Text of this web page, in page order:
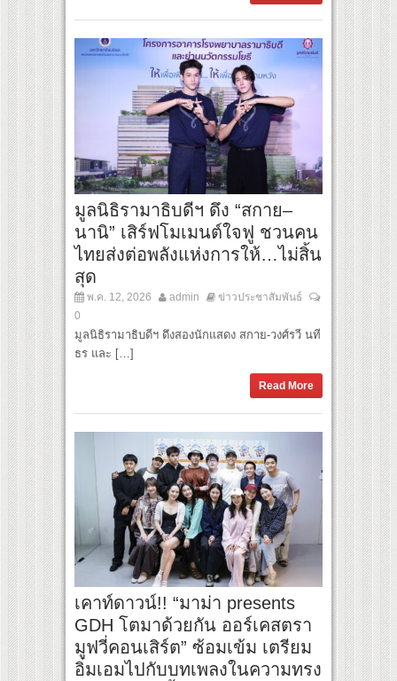
มูลนิธิรามาธิบดีฯ ดึง “สกาย–
นานิ” เสิร์ฟโมเมนต์ใจฟู ชวนคน
ไทยส่งต่อพลังแห่งการให้…ไม่สิ้น
สุด
พ.ค. 12, 2026 admin
ข่าวประชาสัมพันธ์
0
มูลนิธิรามาธิบดีฯ ดึงสองนักแสดง สกาย-วงศ์รวี นที
ธร และ […]
Read More
เคาท์ดาวน์!! “มาม่า presents
GDH โตมาด้วยกัน ออร์เคสตรา
มูฟวี่คอนเสิร์ต” ซ้อมเข้ม เตรียม
อิ่มเอมไปกับบทเพลงในความทรง